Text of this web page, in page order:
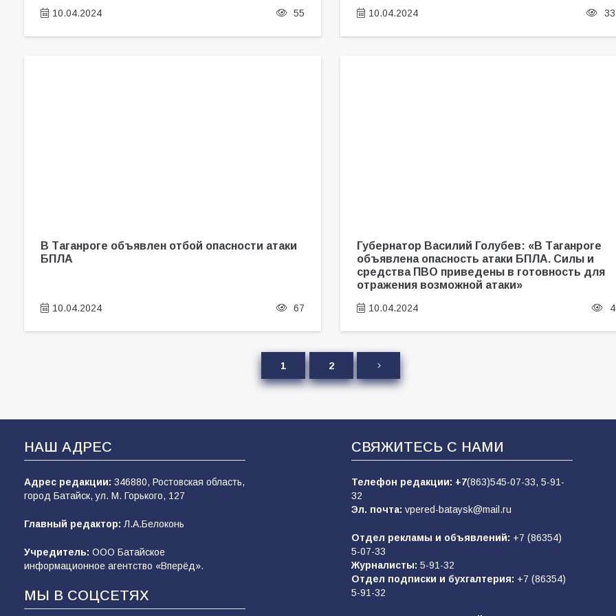
10.04.2024 55 10.04.2024
В Таганроге объявлен отбой опасности атаки
БПЛА
10.04.2024 67
Губернатор Василий Голубев: «В Таганроге
объявлена опасность атаки БПЛА. Силы и
средства ПВО приведены в готовность для
отражения возможной атаки»
10.04.2024
1 2
НАШ АДРЕС
Адрес редакции: 346880, Ростовская область,
город Батайск, ул. М. Горького, 127
Главный редактор: Л.А.Белоконь
Учредитель: ООО Батайское
информационное агентство «Вперёд».
МЫ В СОЦСЕТЯХ
СВЯЖИТЕСЬ С НАМИ
Телефон редакции: +7(863)545-07-33, 5-91-
32
Эл. почта: vpered-bataysk@mail.ru
Отдел рекламы и объявлений: +7 (86354)
5-07-33
Журналисты: 5-91-32
Отдел подписки и бухгалтерия: +7 (86354)
5-91-32